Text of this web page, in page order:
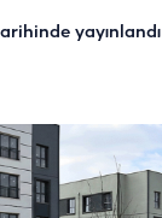
yayınlandı